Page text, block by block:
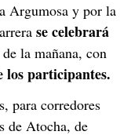
Argumosa y por la
se celebrará
la mañana, con
los participantes.
para corredores
de Atocha, de